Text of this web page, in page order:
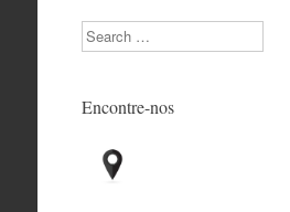
Search
Encontre-nos